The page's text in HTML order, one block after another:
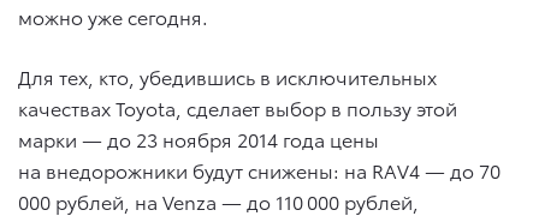
можно уже сегодня.
Для тех, кто, убедившись в исключительных
качествах Toyota, сделает выбор в пользу этой
марки — до 23 ноября 2014 года цены
на внедорожники будут снижены: на RAV4 — до 70
000 рублей, на Venza — до 110 000 рублей,